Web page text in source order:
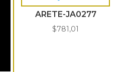
ARETE-JA0277
$781,01